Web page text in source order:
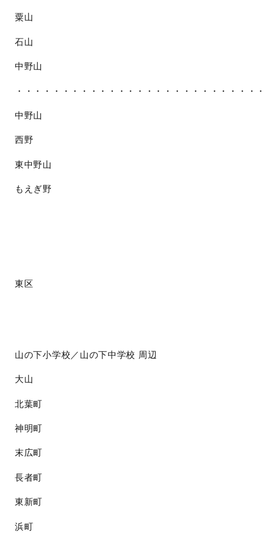
粟山
石山
中野山
・・・・・・・・・・・・・・・・・・・・・・・・・・
中野山
西野
東中野山
もえぎ野
東区
山の下小学校／山の下中学校 周辺
大山
北葉町
神明町
末広町
長者町
東新町
浜町